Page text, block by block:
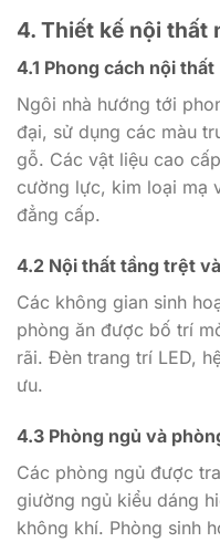
4. Thiết kế nội thất
4.1 Phong cách nội thất
Ngôi nhà hướng tới
đại, sử dụng các màu
gỗ. Các vật liệu cao
cường lực, kim loại mạ
đẳng cấp.
4.2 Nội thất tầng trệt
Các không gian sinh
phòng ăn được bố trí
rãi. Đèn trang trí LED,
ưu.
4.3 Phòng ngủ và
Các phòng ngủ được
giường ngủ kiểu dáng
không khí. Phòng sinh